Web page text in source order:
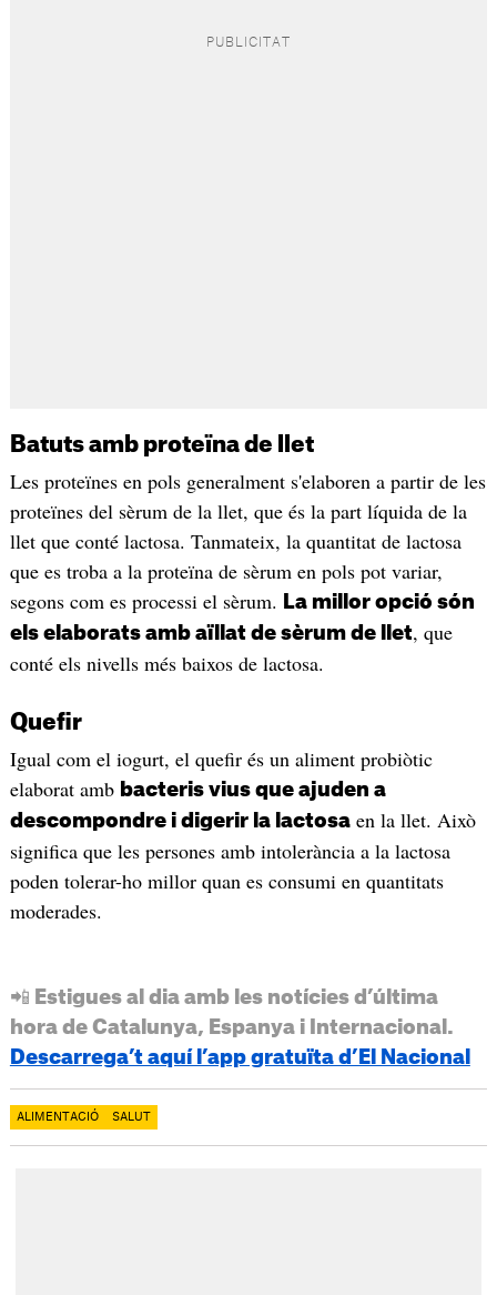
Batuts amb proteïna de llet
Les proteïnes en pols generalment s'elaboren a partir de les
proteïnes del sèrum de la llet, que és la part líquida de la
llet que conté lactosa. Tanmateix, la quantitat de lactosa
que es troba a la proteïna de sèrum en pols pot variar,
segons com es processi el sèrum.
La millor opció són
els elaborats amb aïllat de sèrum de llet, que
conté els nivells més baixos de lactosa.
Quefir
Igual com el iogurt, el quefir és un aliment probiòtic
elaborat amb bacteris vius que ajuden a
descompondre i digerir la lactosaen la llet. Això
significa que les persones amb intolerància a la lactosa
poden tolerar-ho millor quan es consumi en quantitats
moderades.
📲 Estigues al dia amb les notícies d’última
hora de Catalunya, Espanya i Internacional.
Descarrega’t aquí l’app gratuïta d’El Nacional
ALIMENTACIÓ SALUT